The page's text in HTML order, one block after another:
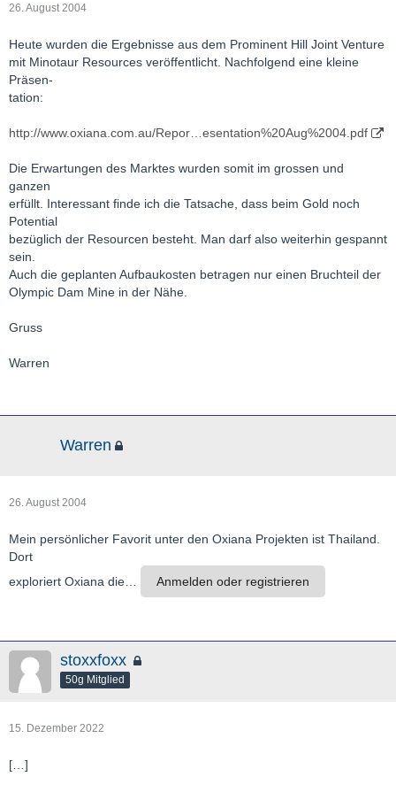
26. August 2004
Heute wurden die Ergebnisse aus dem Prominent Hill Joint Venture
mit Minotaur Resources veröffentlicht. Nachfolgend eine kleine
Präsen-
tation:
http://www.oxiana.com.au/Repor…esentation%20Aug%2004.pdf
Die Erwartungen des Marktes wurden somit im grossen und
ganzen
erfüllt. Interessant finde ich die Tatsache, dass beim Gold noch
Potential
bezüglich der Resourcen besteht. Man darf also weiterhin gespannt
sein.
Auch die geplanten Aufbaukosten betragen nur einen Bruchteil der
Olympic Dam Mine in der Nähe.
Gruss
Warren
Warren
26. August 2004
Mein persönlicher Favorit unter den Oxiana Projekten ist Thailand.
Dort
exploriert Oxiana die…
Anmelden oder registrieren
stoxxfoxx
50g Mitglied
15. Dezember 2022
[…]